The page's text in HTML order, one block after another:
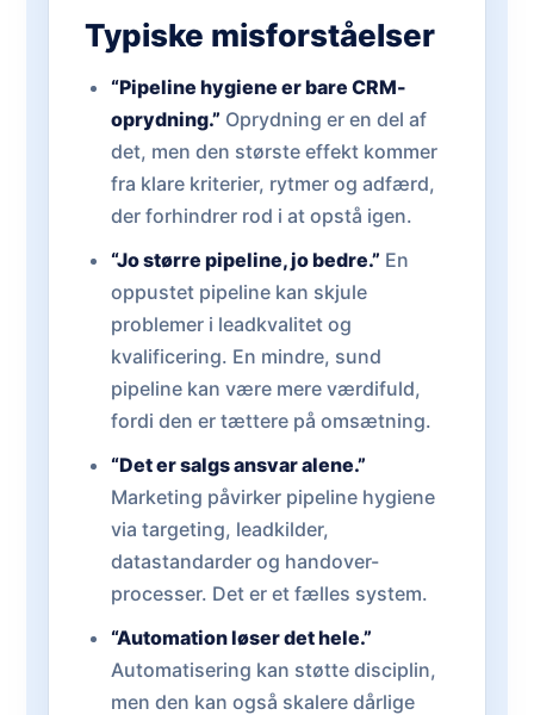
Typiske misforståelser
“Pipeline hygiene er bare CRM-
oprydning.” Oprydning er en del af
det, men den største effekt kommer
fra klare kriterier, rytmer og adfærd,
der forhindrer rod i at opstå igen.
“Jo større pipeline, jo bedre.” En
oppustet pipeline kan skjule
problemer i leadkvalitet og
kvalificering. En mindre, sund
pipeline kan være mere værdifuld,
fordi den er tættere på omsætning.
“Det er salgs ansvar alene.”
Marketing påvirker pipeline hygiene
via targeting, leadkilder,
datastandarder og handover-
processer. Det er et fælles system.
“Automation løser det hele.”
Automatisering kan støtte disciplin,
men den kan også skalere dårlige